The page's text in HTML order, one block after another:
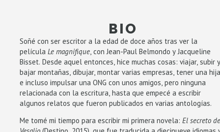
BIO
Soñé con ser escritor a la edad de doce años tras ver la
película Le magnifique , con Jean-Paul Belmondo y Jacqueline
Bisset. Desde aquel entonces, hice muchas cosas: viajar, subir y
bajar montañas, dibujar, montar varias empresas, tener una hija
e incluso impulsar una ONG con unos amigos, pero ninguna
relacionada con la escritura, hasta que empecé a escribir
algunos relatos que fueron publicados en varias antologías.
Me tomé mi tiempo para escribir mi primera novela: El secreto de